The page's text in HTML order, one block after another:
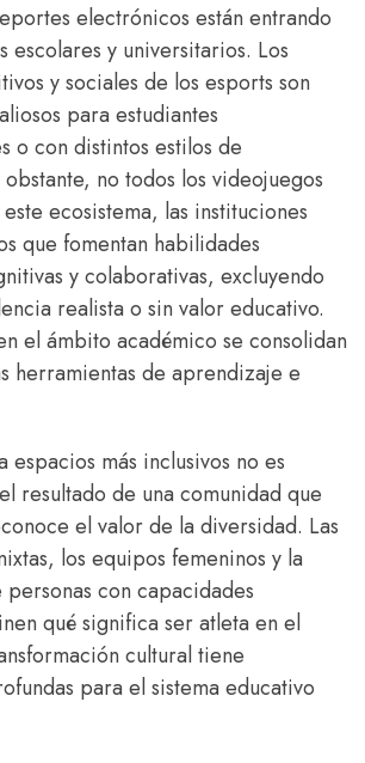
electrónicos están entrando
escolares y universitarios. Los
y sociales de los esports son
para estudiantes
o con distintos estilos de
no todos los videojuegos
ecosistema, las instituciones
que fomentan habilidades
y colaborativas, excluyendo
realista o sin valor educativo.
el ámbito académico se consolidan
herramientas de aprendizaje e
espacios más inclusivos no es
resultado de una comunidad que
el valor de la diversidad. Las
los equipos femeninos y la
con capacidades
qué significa ser atleta en el
cultural tiene
para el sistema educativo